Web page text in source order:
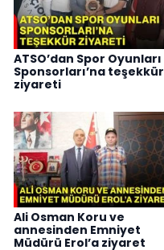
ATSO’dan Spor Oyunları
Sponsorları’na teşekkür
ziyareti
Ali Osman Koru ve
annesinden Emniyet
Müdürü Erol’a ziyaret